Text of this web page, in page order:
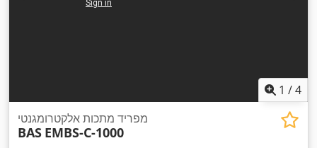
1 /4
מפריד מתכות אלקטרומגנטי
BAS EMBS-C-1000